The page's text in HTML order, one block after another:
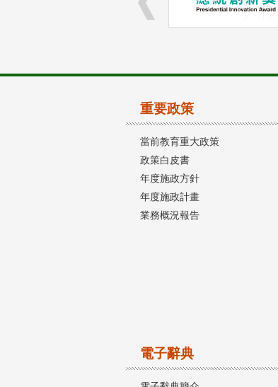
重要政策
當前教育重大政策
政策白皮書
年度施政方針
年度施政計畫
業務概況報告
電子辭典